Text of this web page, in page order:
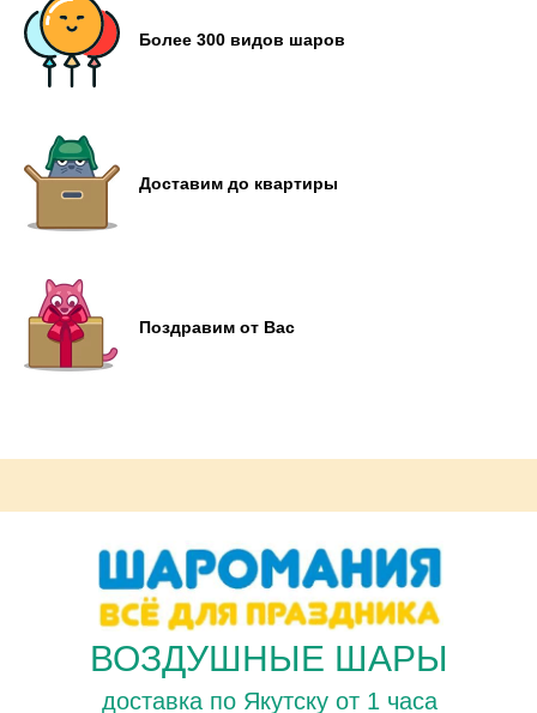
Более 300 видов шаров
Доставим до квартиры
Поздравим от Вас
ВОЗДУШНЫЕ ШАРЫ
доставка по Якутску от 1 часа